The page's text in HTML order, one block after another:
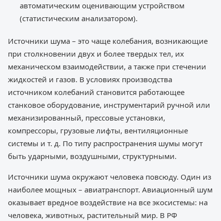
автоматическим оценивающим устройством
(статистическим анализатором).
Источники шума – это чаще колебания, возникающие
при столкновении двух и более твердых тел, их
механическом взаимодействии, а также при стечении
жидкостей и газов. В условиях производства
источником колебаний становится работающее
станковое оборудование, инструментарий ручной или
механизированный, прессовые установки,
компрессоры, грузовые лифты, вентиляционные
системы и т. д. По типу распространения шумы могут
быть ударными, воздушными, структурными.
Источники шума окружают человека повсюду. Один из
наиболее мощных – авиатранспорт. Авиационный шум
оказывает вредное воздействие на все экосистемы: на
человека, животных, растительный мир. В РФ